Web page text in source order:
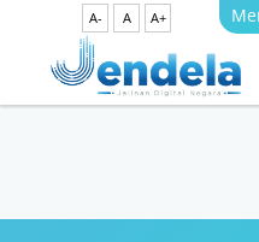
A- A A+